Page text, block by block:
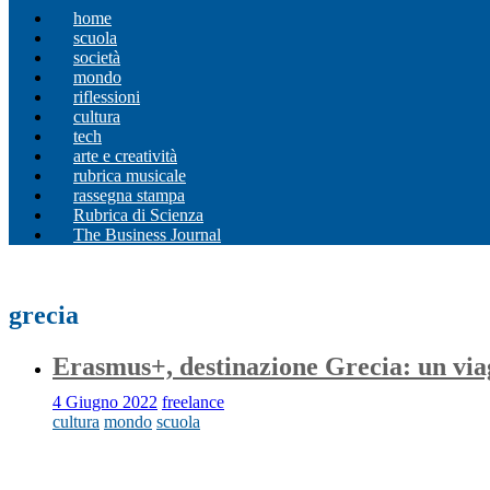
home
scuola
società
mondo
riflessioni
cultura
tech
arte e creatività
rubrica musicale
rassegna stampa
Rubrica di Scienza
The Business Journal
grecia
Erasmus+, destinazione Grecia: un
4 Giugno 2022 freelance
cultura mondo scuola